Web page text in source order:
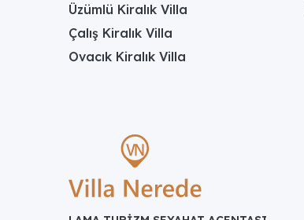
Üzümlü Kiralık Villa
Çalış Kiralık Villa
Ovacık Kiralık Villa